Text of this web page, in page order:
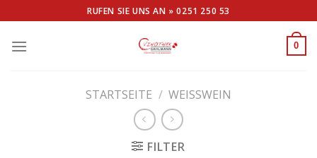
to
content
RUFEN SIE UNS AN »0251 250 53
0
STARTSEITE / WEISSWEIN
FILTER